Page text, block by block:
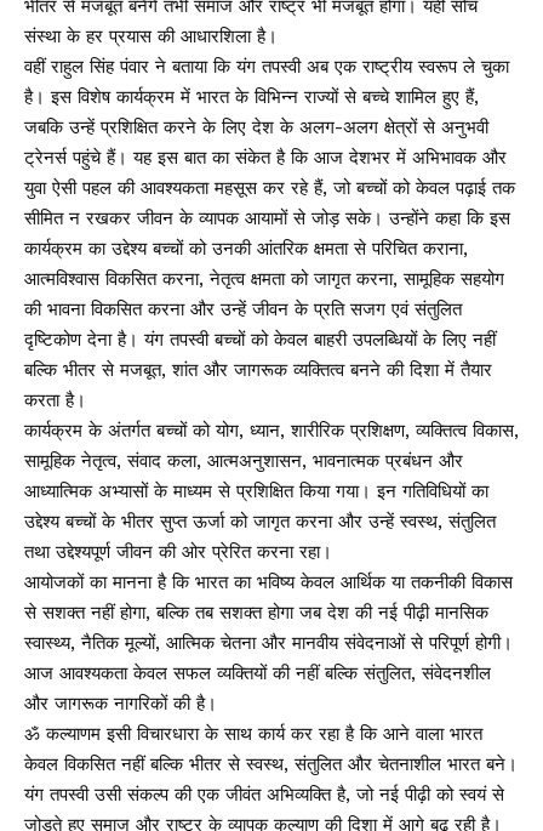
भीतर से मजबूत बनेंगे तभी समाज और राष्ट्र भी मजबूत होगा। यही सोच
संस्था के हर प्रयास की आधारशिला है।
वहीं राहुल सिंह पंवार ने बताया कि यंग तपस्वी अब एक राष्ट्रीय स्वरूप ले चुका
है। इस विशेष कार्यक्रम में भारत के विभिन्न राज्यों से बच्चे शामिल हुए हैं,
जबकि उन्हें प्रशिक्षित करने के लिए देश के अलग-अलग क्षेत्रों से अनुभवी
ट्रेनर्स पहुंचे हैं। यह इस बात का संकेत है कि आज देशभर में अभिभावक और
युवा ऐसी पहल की आवश्यकता महसूस कर रहे हैं, जो बच्चों को केवल पढ़ाई तक
सीमित न रखकर जीवन के व्यापक आयामों से जोड़ सके। उन्होंने कहा कि इस
कार्यक्रम का उद्देश्य बच्चों को उनकी आंतरिक क्षमता से परिचित कराना,
आत्मविश्वास विकसित करना, नेतृत्व क्षमता को जागृत करना, सामूहिक सहयोग
की भावना विकसित करना और उन्हें जीवन के प्रति सजग एवं संतुलित
दृष्टिकोण देना है। यंग तपस्वी बच्चों को केवल बाहरी उपलब्धियों के लिए नहीं
बल्कि भीतर से मजबूत, शांत और जागरूक व्यक्तित्व बनने की दिशा में तैयार
करता है।
कार्यक्रम के अंतर्गत बच्चों को योग, ध्यान, शारीरिक प्रशिक्षण, व्यक्तित्व विकास,
सामूहिक नेतृत्व, संवाद कला, आत्मअनुशासन, भावनात्मक प्रबंधन और
आध्यात्मिक अभ्यासों के माध्यम से प्रशिक्षित किया गया। इन गतिविधियों का
उद्देश्य बच्चों के भीतर सुप्त ऊर्जा को जागृत करना और उन्हें स्वस्थ, संतुलित
तथा उद्देश्यपूर्ण जीवन की ओर प्रेरित करना रहा।
आयोजकों का मानना है कि भारत का भविष्य केवल आर्थिक या तकनीकी विकास
से सशक्त नहीं होगा, बल्कि तब सशक्त होगा जब देश की नई पीढ़ी मानसिक
स्वास्थ्य, नैतिक मूल्यों, आत्मिक चेतना और मानवीय संवेदनाओं से परिपूर्ण होगी।
आज आवश्यकता केवल सफल व्यक्तियों की नहीं बल्कि संतुलित, संवेदनशील
और जागरूक नागरिकों की है।
ॐ कल्याणम इसी विचारधारा के साथ कार्य कर रहा है कि आने वाला भारत
केवल विकसित नहीं बल्कि भीतर से स्वस्थ, संतुलित और चेतनाशील भारत बने।
यंग तपस्वी उसी संकल्प की एक जीवंत अभिव्यक्ति है, जो नई पीढ़ी को स्वयं से
जोड़ते हुए समाज और राष्ट्र के व्यापक कल्याण की दिशा में आगे बढ़ रही है।